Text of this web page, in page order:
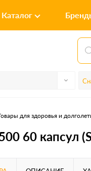
Каталог
для здоровья и
60 капсул